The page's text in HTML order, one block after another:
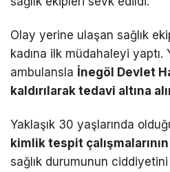
Olay yerine ulaşan sağlık
kadına ilk müdahaleyi yaptı.
ambulansla İnegöl Devlet
kaldırılarak tedavi altına
Yaklaşık 30 yaşlarında
kimlik tespit
sağlık durumunun